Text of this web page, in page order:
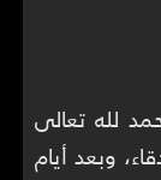
لله تعالى
وبعد أيام